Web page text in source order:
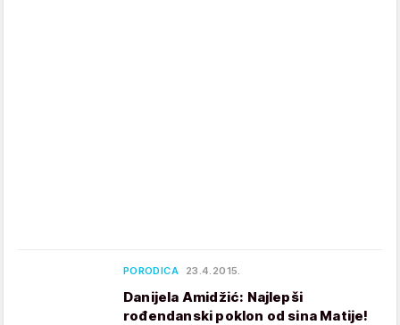
PORODICA 23.4.2015.
Danijela Amidžić: Najlepši
rođendanski poklon od sina Matije!